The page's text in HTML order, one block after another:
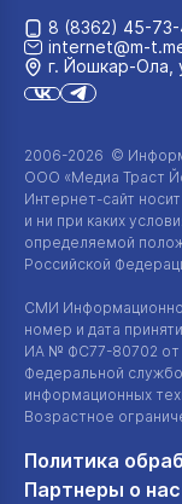
2006-2026 ©
ООО «Медиа Траст
Интернет-сайт
и ни при каких
определяемой
Российской
СМИ
номер и дата
ИА № ФС77-80702
Федеральной
информационных
Возрастное
Политика
Партнеры о нас
8 (8362) 45-
internet@m-
г. Йошкар‑Ола,